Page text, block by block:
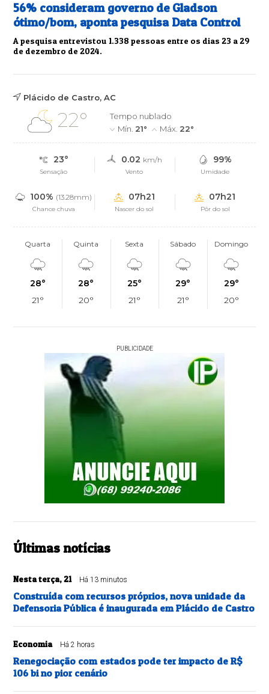
56% consideram governo de Gladson
ótimo/bom, aponta pesquisa Data Control
A pesquisa entrevistou 1.338 pessoas entre os dias 23 a 29
de dezembro de 2024.
Plácido de Castro, AC
22°
Tempo nublado
Mín. 21° Máx. 22°
23°
Sensação
0.02 km/h
Vento
99%
Umidade
100% (13.28mm)
Chance chuva
07h21
Nascer do sol
07h21
Pôr do sol
Quarta
28°
21°
Quinta
28°
20°
Sexta
25°
21°
Sábado
29°
21°
Domingo
29°
20°
PUBLICIDADE
Últimas notícias
Nesta terça, 21 Há 13 minutos
Construída com recursos próprios, nova unidade da
Defensoria Pública é inaugurada em Plácido de Castro
Economia Há 2 horas
Renegociação com estados pode ter impacto de R$
106 bi no pior cenário